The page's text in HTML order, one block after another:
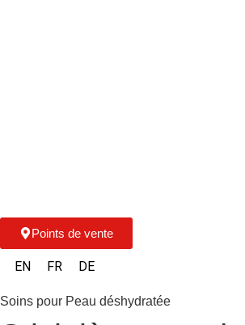
Points de vente
EN FR DE
Soins pour Peau déshydratée